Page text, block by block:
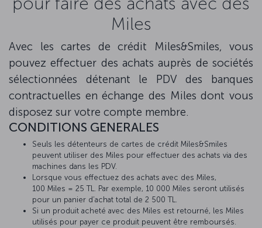
Miles
Avec les cartes de crédit Miles&Smiles, vous
pouvez effectuer des achats auprès de sociétés
sélectionnées détenant le PDV des banques
contractuelles en échange des Miles dont vous
disposez sur votre compte membre.
CONDITIONS GENERALES
Seuls les détenteurs de cartes de crédit Miles&Smiles
peuvent utiliser des Miles pour effectuer des achats via des
machines dans les PDV.
Lorsque vous effectuez des achats avec des Miles,
100 Miles = 25 TL. Par exemple, 10 000 Miles seront utilisés
pour un panier d’achat total de 2 500 TL.
Si un produit acheté avec des Miles est retourné, les Miles
utilisés pour payer ce produit peuvent être remboursés.